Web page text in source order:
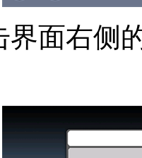
界面右侧